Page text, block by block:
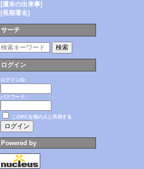
[週末の出来事]
[長期署名]
サーチ
ログイン
ログインID:
パスワード:
このPCを他の人と共用する
Powered by